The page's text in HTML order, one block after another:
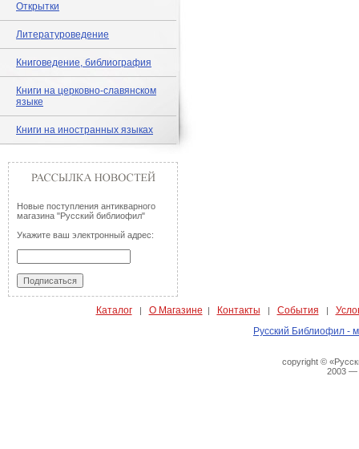
Открытки
Литературоведение
Книговедение, библиография
Книги на церковно-славянском
языке
Книги на иностранных языках
Новые поступления антикварного
магазина "Русский библиофил"
Укажите ваш электронный адрес:
Каталог| О Магазине | Контакты | События |
Русский Библиофил -
copyright ©
2003 —